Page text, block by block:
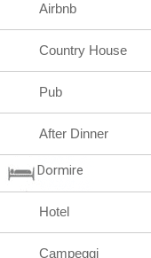
Airbnb
Country House
Pub
After Dinner
Dormire
Hotel
Campeggi